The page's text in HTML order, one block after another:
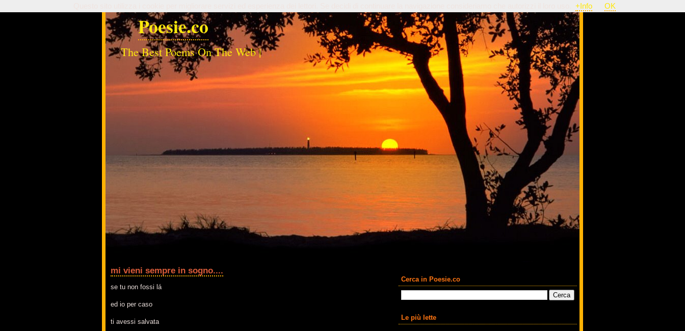
Poesie.co
The Best Poems On The Web |
mi vieni sempre in sogno....
se tu non fossi lá
ed io per caso
ti avessi salvata
Cerca in Poesie.co
Le più lette
+Info OK